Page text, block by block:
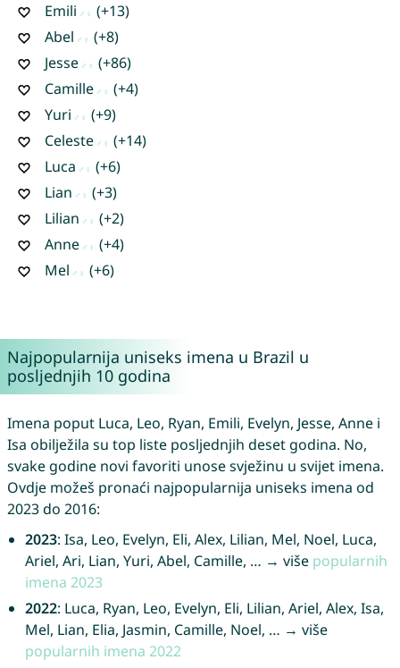
Emili
(+13)
Abel
(+8)
Jesse
(+86)
Camille
(+4)
Yuri
(+9)
Celeste
(+14)
Luca
(+6)
Lian
(+3)
Lilian
(+2)
Anne
(+4)
Mel
(+6)
Najpopularnija uniseks imena u Brazil u
posljednjih 10 godina
Imena poput Luca, Leo, Ryan, Emili, Evelyn, Jesse, Anne i
Isa obilježila su top liste posljednjih deset godina. No,
svake godine novi favoriti unose svježinu u svijet imena.
Ovdje možeš pronaći najpopularnija uniseks imena od
2023 do 2016:
2023: Isa, Leo, Evelyn, Eli, Alex, Lilian, Mel, Noel, Luca,
Ariel, Ari, Lian, Yuri, Abel, Camille, … → više popularnih
imena 2023
2022: Luca, Ryan, Leo, Evelyn, Eli, Lilian, Ariel, Alex, Isa,
Mel, Lian, Elia, Jasmin, Camille, Noel, … → više
popularnih imena 2022